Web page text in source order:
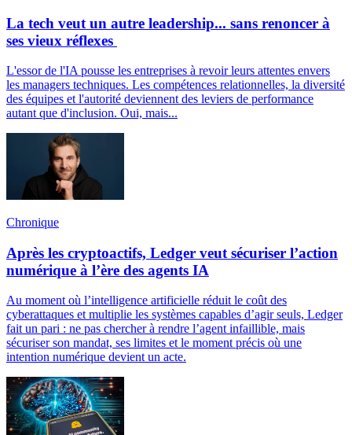
La tech veut un autre leadership... sans renoncer à
ses vieux réflexes
L'essor de l'IA pousse les entreprises à revoir leurs attentes envers
les managers techniques. Les compétences relationnelles, la diversité
des équipes et l'autorité deviennent des leviers de performance
autant que d'inclusion. Oui, mais...
Chronique
Après les cryptoactifs, Ledger veut sécuriser l’action
numérique à l’ère des agents IA
Au moment où l’intelligence artificielle réduit le coût des
cyberattaques et multiplie les systèmes capables d’agir seuls, Ledger
fait un pari : ne pas chercher à rendre l’agent infaillible, mais
sécuriser son mandat, ses limites et le moment précis où une
intention numérique devient un acte.